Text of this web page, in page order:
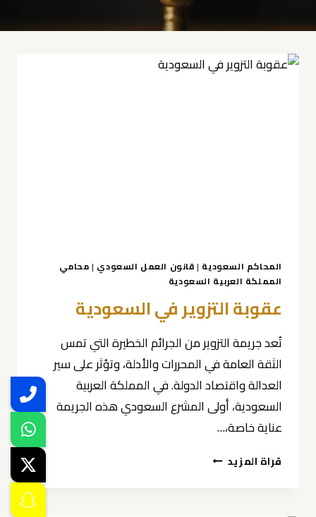
المحاكم السعودية | قانون العمل السعودي | محامي
المملكة العربية السعودية
عقوبة التزوير في السعودية
تُعد جريمة التزوير من الجرائم الخطيرة التي تمس
الثقة العامة في المحررات والأدلة، وتؤثر على سير
العدالة واقتصاد الدولة. في المملكة العربية
السعودية، أولى المشرع السعودي هذه الجريمة
عناية خاصة،…
قراة المزيد عقوبة